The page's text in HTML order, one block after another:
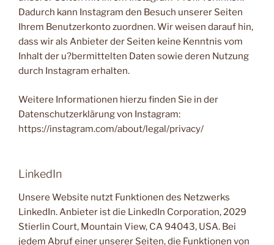
Dadurch kann Instagram den Besuch unserer Seiten
Ihrem Benutzerkonto zuordnen. Wir weisen darauf hin,
dass wir als Anbieter der Seiten keine Kenntnis vom
Inhalt der u?bermittelten Daten sowie deren Nutzung
durch Instagram erhalten.
Weitere Informationen hierzu finden Sie in der
Datenschutzerklärung von Instagram:
https://instagram.com/about/legal/privacy/
LinkedIn
Unsere Website nutzt Funktionen des Netzwerks
LinkedIn. Anbieter ist die LinkedIn Corporation, 2029
Stierlin Court, Mountain View, CA 94043, USA. Bei
jedem Abruf einer unserer Seiten, die Funktionen von